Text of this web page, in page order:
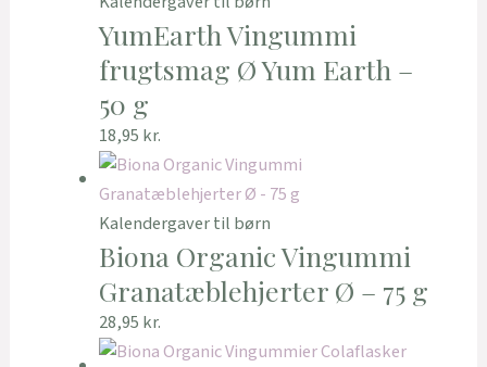
YumEarth Vingummi
frugtsmag Ø Yum Earth –
50 g
18,95 kr.
Kalendergaver til børn
Biona Organic Vingummi
Granatæblehjerter Ø – 75 g
28,95 kr.